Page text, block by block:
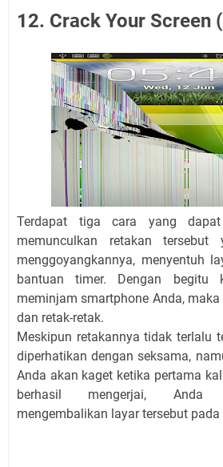
12. Crack Your Screen (
Terdapat tiga cara yang
memunculkan retakan tersebut
menggoyangkannya, menyentuh
bantuan timer. Dengan begitu
meminjam smartphone Anda,
dan retak-retak.
Meskipun retakannya tidak terlalu
diperhatikan dengan seksama,
Anda akan kaget ketika pertama
berhasil mengerjai, Anda
mengembalikan layar tersebut